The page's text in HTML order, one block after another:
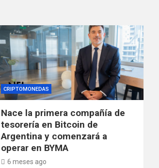
CRIPTOMONEDAS
Nace la primera compañía de
tesorería en Bitcoin de
Argentina y comenzará a
operar en BYMA
6 meses ago